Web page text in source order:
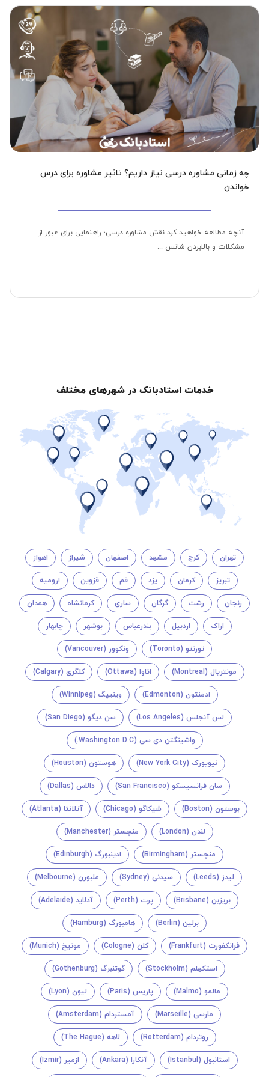
چه زمانی مشاوره درسی نیاز داریم؟ تاثیر مشاوره برای درس
خواندن
آنچه مطالعه خواهید کرد نقش مشاوره درسی؛ راهنمایی برای عبور از
مشکلات و بالابردن شانس ...
خدمات استادبانک در شهرهای مختلف
تهران کرج مشهد اصفهان شیراز اهواز
تبریز کرمان یزد قم قزوین ارومیه
زنجان رشت گرگان ساری کرمانشاه همدان
اراک اردبیل بندرعباس بوشهر چابهار
تورنتو (Toronto) ونکوور (Vancouver)
مونتريال (Montreal) اتاوا (Ottawa) کلگری (Calgary)
ادمنتون (Edmonton) وینیپگ (Winnipeg)
لس آنجلس (Los Angeles) سن دیگو (San Diego)
واشینگتن دی سی (Washington D.C.)
نیویورک (New York City) هوستون (Houston)
سان فرانسیسکو (San Francisco) دالاس (Dallas)
بوستون (Boston) شیکاگو (Chicago) آتلانتا (Atlanta)
لندن (London) منچستر (Manchester)
منچستر (Birmingham) ادینبورگ (Edinburgh)
لیدز (Leeds) سیدنی (Sydney) ملبورن (Melbourne)
بریزبن (Brisbane) پرت (Perth) آدلاید (Adelaide)
برلین (Berlin) هامبورگ (Hamburg)
فرانکفورت (Frankfurt) کلن (Cologne) مونیخ (Munich)
استکهلم (Stockholm) گوتنبرگ (Gothenburg)
مالمو (Malmo) پاریس (Paris) لیون (Lyon)
مارسی (Marseille) آمستردام (Amsterdam)
روتردام (Rotterdam) لاهه (The Hague)
استانبول (Istanbul) آنکارا (Ankara) ازمیر (Izmir)